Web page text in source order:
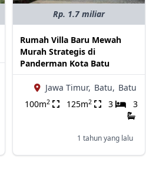
Rp. 1.7 miliar
Rumah Villa Baru Mewah
Murah Strategis di
Panderman Kota Batu
Jawa Timur, Batu, Batu
100m2 125m2 3 3
1 tahun yang lalu